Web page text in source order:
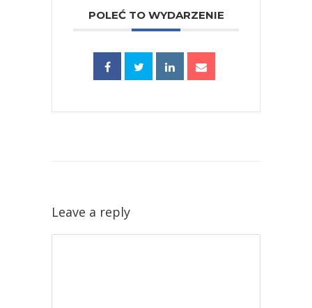
POLEĆ TO WYDARZENIE
Leave a reply